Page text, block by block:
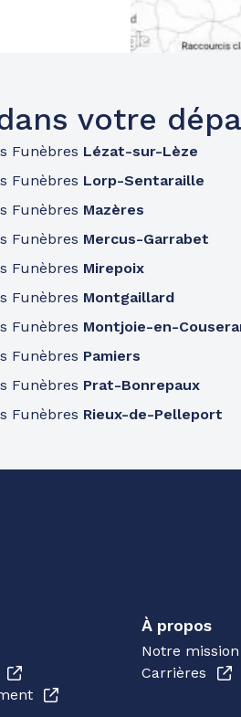
votre
Funèbres Lézat-sur-Lèze
Funèbres Lorp-Sentaraille
Funèbres Mazères
Funèbres Mercus-Garrabet
Funèbres Mirepoix
Funèbres Montgaillard
Funèbres Montjoie-en-
Funèbres Pamiers
Funèbres Prat-Bonrepaux
Funèbres Rieux-de-Pelleport
À propos
Notre mission
Carrières